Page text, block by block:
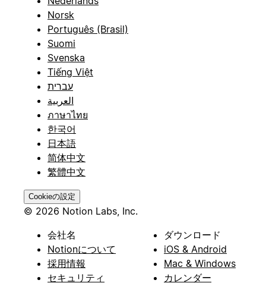
Norsk
Português (Brasil)
Suomi
Svenska
Tiếng Việt
עברית
العربية
ภาษาไทย
한국어
日本語
简体中文
繁體中文
Cookieの設定
© 2026 Notion Labs, Inc.
会社名
Notionについて
採用情報
セキュリティ
ダウンロード
iOS & Android
Mac & Windows
カレンダー